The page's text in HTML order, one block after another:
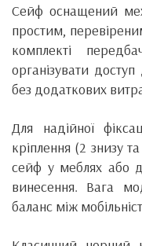
Сейф оснащений
простим,
комплекті
організувати
без додаткових
Для надійної
кріплення (2 знизу
сейф у меблях або
винесення. Вага
баланс між